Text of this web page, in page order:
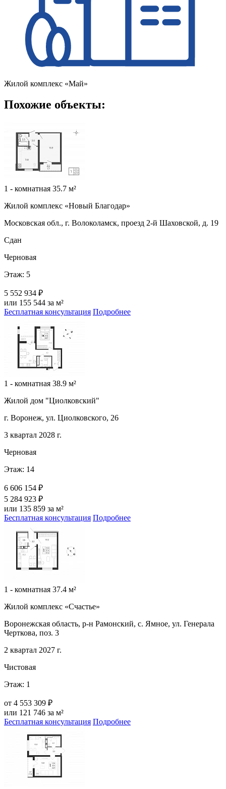
Жилой комплекс «Май»
Похожие объекты:
1 - комнатная 35.7 м²
Жилой комплекс «Новый Благодар»
Московская обл., г. Волоколамск, проезд 2-й Шаховской, д. 19
Сдан
Черновая
Этаж: 5
5 552 934 ₽
или 155 544 за м²
Бесплатная консультация Подробнее
1 - комнатная 38.9 м²
Жилой дом "Циолковский"
г. Воронеж, ул. Циолковского, 26
3 квартал 2028 г.
Черновая
Этаж: 14
6 606 154 ₽
5 284 923 ₽
или 135 859 за м²
Бесплатная консультация Подробнее
1 - комнатная 37.4 м²
Жилой комплекс «Счастье»
Воронежская область, р-н Рамонский, с. Ямное, ул. Генерала
Черткова, поз. 3
2 квартал 2027 г.
Чистовая
Этаж: 1
от 4 553 309 ₽
или 121 746 за м²
Бесплатная консультация Подробнее